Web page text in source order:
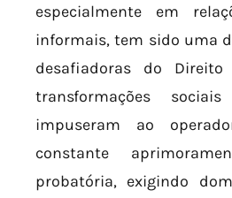
especialmente em
informais, tem sido uma
desafiadoras do
transformações
impuseram ao
constante
probatória, exigindo